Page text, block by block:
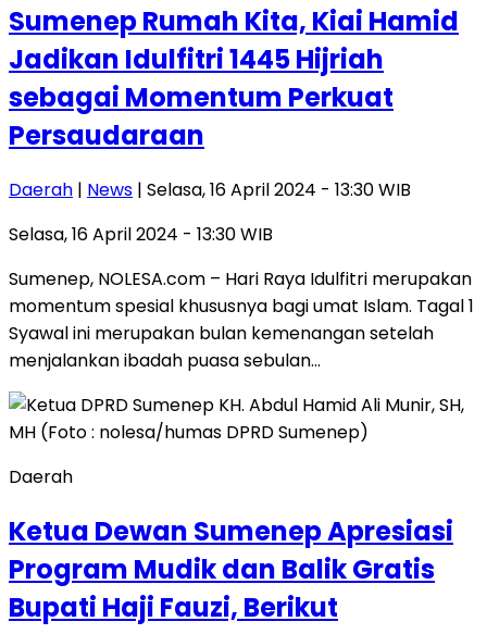
Sumenep Rumah Kita, Kiai Hamid
Jadikan Idulfitri 1445 Hijriah
sebagai Momentum Perkuat
Persaudaraan
Daerah | News | Selasa, 16 April 2024 - 13:30 WIB
Selasa, 16 April 2024 - 13:30 WIB
Sumenep, NOLESA.com – Hari Raya Idulfitri merupakan
momentum spesial khususnya bagi umat Islam. Tagal 1
Syawal ini merupakan bulan kemenangan setelah
menjalankan ibadah puasa sebulan…
Daerah
Ketua Dewan Sumenep Apresiasi
Program Mudik dan Balik Gratis
Bupati Haji Fauzi, Berikut